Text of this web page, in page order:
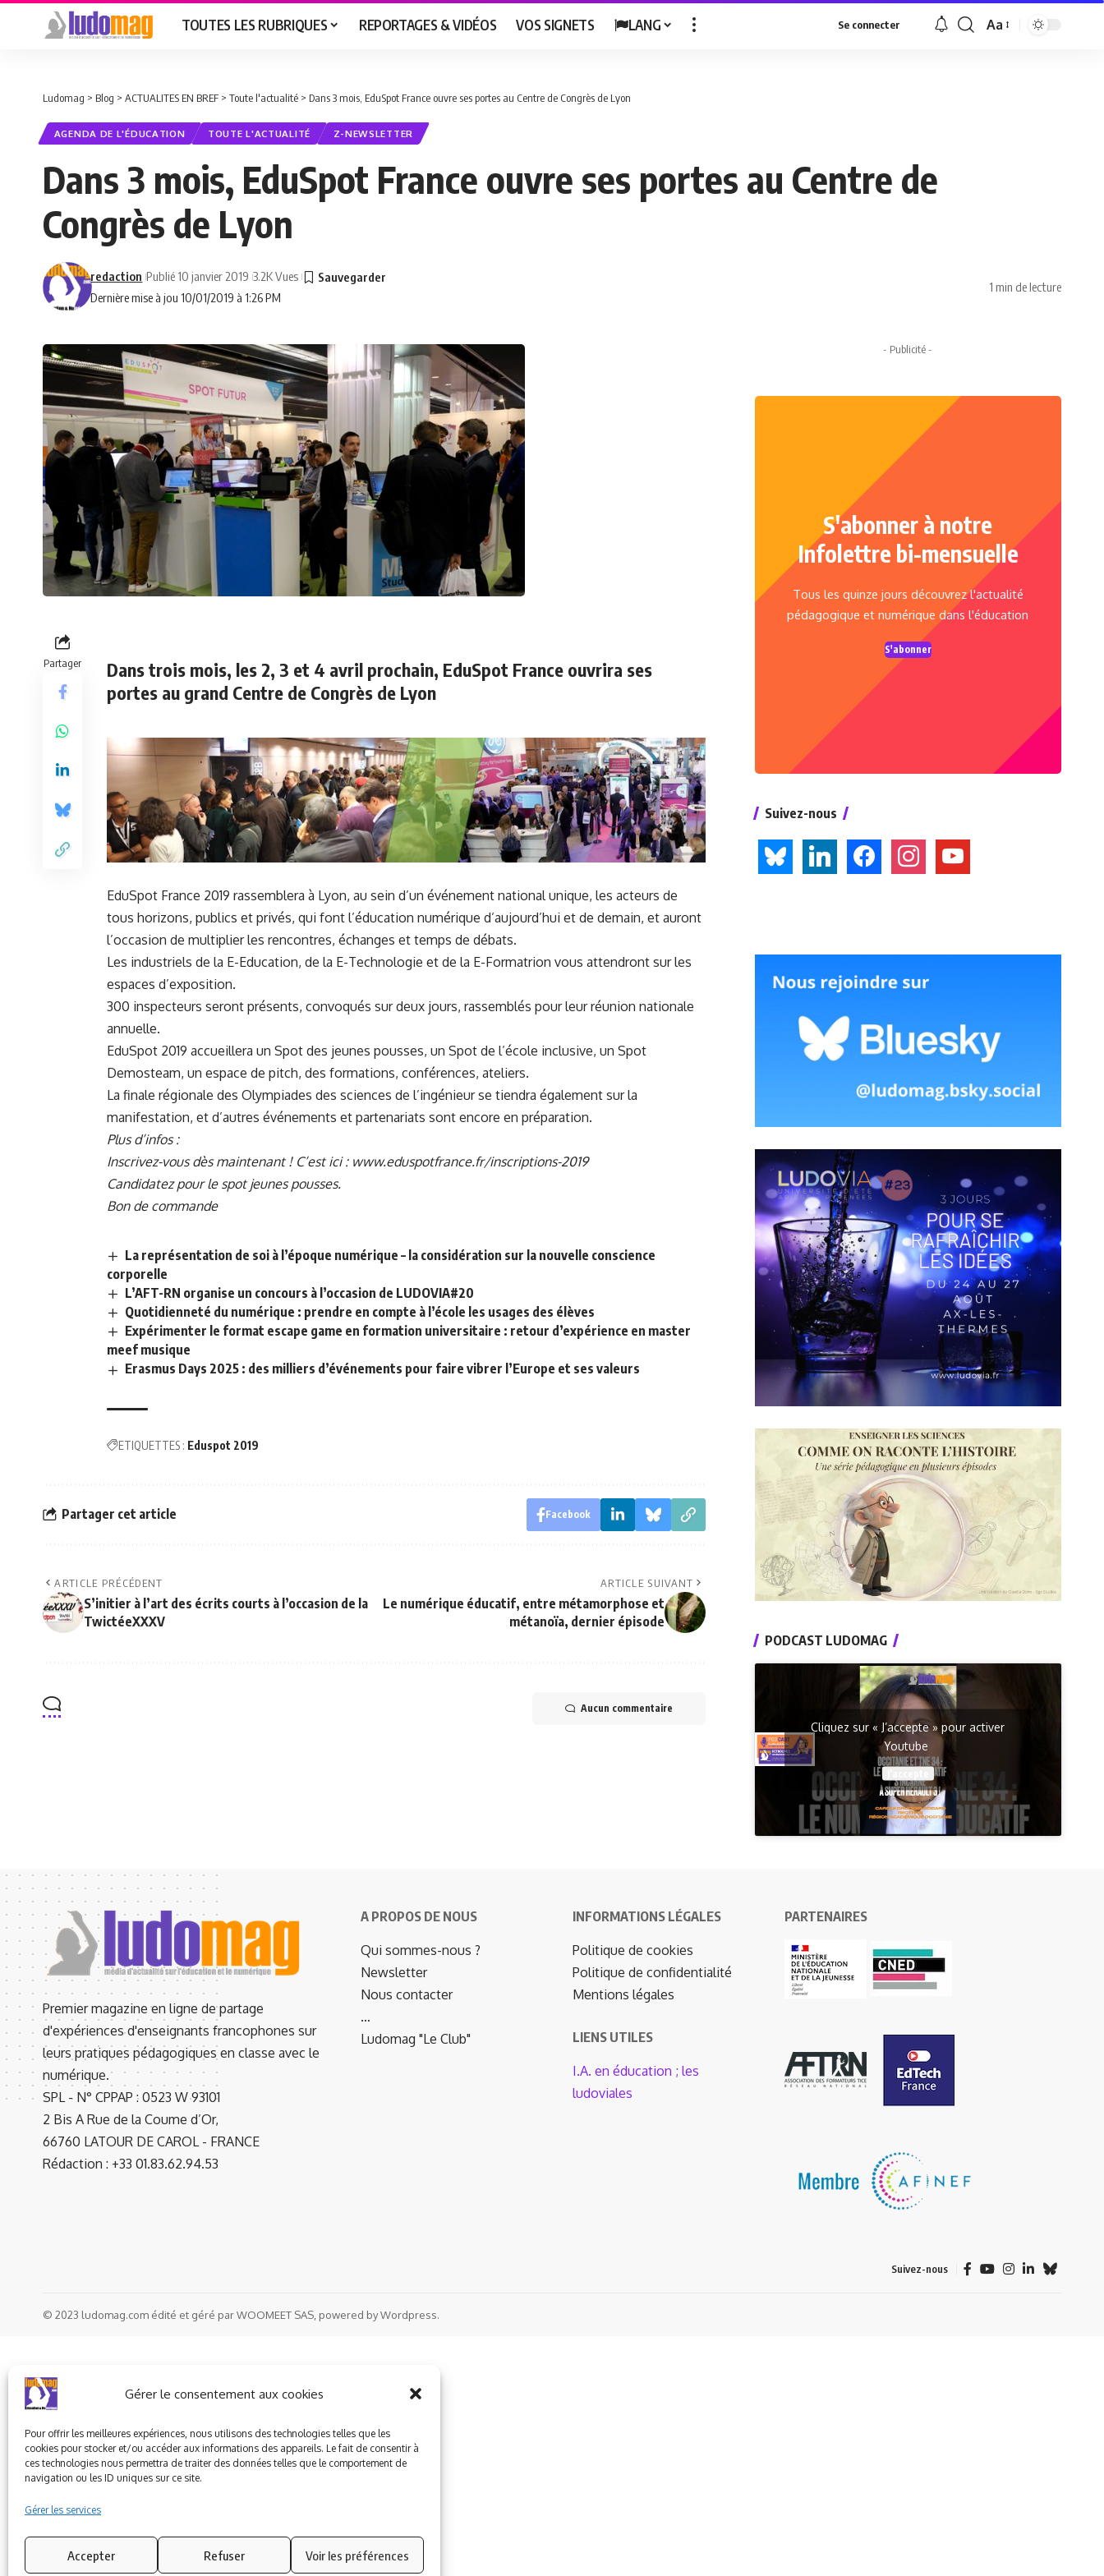
Gérer le consentement aux cookies
Pour offrir les meilleures expériences, nous utilisons des technologies telles que les
cookies pour stocker et/ou accéder aux informations des appareils. Le fait de consentir à
ces technologies nous permettra de traiter des données telles que le comportement de
navigation ou les ID uniques sur ce site.
Gérer les services
Accepter Refuser Voir les préférences
TOUTES LES RUBRIQUES REPORTAGES & VIDÉOS VOS SIGNETS LANG Se connecter
Font
Aa
Ludomag > Blog > ACTUALITES EN BREF > Toute l'actualité > Dans 3 mois, EduSpot France ouvre ses portes au Centre de Congrès de Lyon
AGENDA DE L'ÉDUCATION TOUTE L'ACTUALITÉ Z-NEWSLETTER
Dans 3 mois, EduSpot France ouvre ses portes au Centre de
Congrès de Lyon
Dernière mise à jou 10/01/2019 à 1:26 PM
redaction Publié 10 janvier 2019 3.2K Vues
1 min de lecture
Partager Dans trois mois, les 2, 3 et 4 avril prochain, EduSpot France ouvrira ses
portes au grand Centre de Congrès de Lyon
EduSpot France 2019 rassemblera à Lyon, au sein d’un événement national unique, les acteurs de
tous horizons, publics et privés, qui font l’éducation numérique d’aujourd’hui et de demain, et auront
l’occasion de multiplier les rencontres, échanges et temps de débats.
Les industriels de la E-Education, de la E-Technologie et de la E-Formatrion vous attendront sur les
espaces d’exposition.
300 inspecteurs seront présents, convoqués sur deux jours, rassemblés pour leur réunion nationale
annuelle.
EduSpot 2019 accueillera un Spot des jeunes pousses, un Spot de l’école inclusive, un Spot
Demosteam, un espace de pitch, des formations, conférences, ateliers.
La finale régionale des Olympiades des sciences de l’ingénieurse tiendra également sur la
manifestation, et d’autres événements et partenariats sont encore en préparation.
Plus d’infos :
Inscrivez-vous dès maintenant ! C’est ici : www.eduspotfrance.fr/inscriptions-2019
Candidatez pour le spot jeunes pousses.
Bon de commande
La représentation de soi à l’époque numérique – la considération sur la nouvelle conscience
corporelle
L’AFT-RN organise un concours à l’occasion de LUDOVIA#20
Quotidienneté du numérique : prendre en compte à l’école les usages des élèves
Expérimenter le format escape game en formation universitaire : retour d’expérience en master
meef musique
Erasmus Days 2025 : des milliers d’événements pour faire vibrer l’Europe et ses valeurs
ETIQUETTES : Eduspot 2019
Partager cet article Facebook
ARTICLE PRÉCÉDENT
S’initier à l’art des écrits courts à l’occasion de la
TwictéeXXXV
ARTICLE SUIVANT
Le numérique éducatif, entre métamorphose et
métanoïa, dernier épisode
Aucun commentaire
- Publicité -
S'abonner à notre
Infolettre bi-mensuelle
Tous les quinze jours découvrez l'actualité
pédagogique et numérique dans l'éducation
S'abonner
Suivez-nous
bluesky linkedin facebookinstagramyoutube
PODCAST LUDOMAG
Cliquez sur « J’accepte » pour activer
Youtube
Premier magazine en ligne de partage
d'expériences d'enseignants francophones sur
leurs pratiques pédagogiques en classe avec le
numérique.
SPL - N° CPPAP : 0523 W 93101
2 Bis A Rue de la Coume d’Or,
66760 LATOUR DE CAROL - FRANCE
Rédaction : +33 01.83.62.94.53
A PROPOS DE NOUS
Qui sommes-nous ?
Newsletter
Nous contacter
…
Ludomag "Le Club"
INFORMATIONS LÉGALES
Politique de cookies
Politique de confidentialité
Mentions légales
LIENS UTILES
I.A. en éducation ; les
ludoviales
PARTENAIRES
Suivez-nous
© 2023 ludomag.com édité et géré par WOOMEET SAS, powered by Wordpress.